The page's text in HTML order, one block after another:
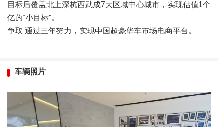
目标后覆盖北上深杭西武成7大区域中心城市，实现估值1个
亿的“小目标”。
争取 通过三年努力，实现中国超豪华车市场电商平台。
车辆照片